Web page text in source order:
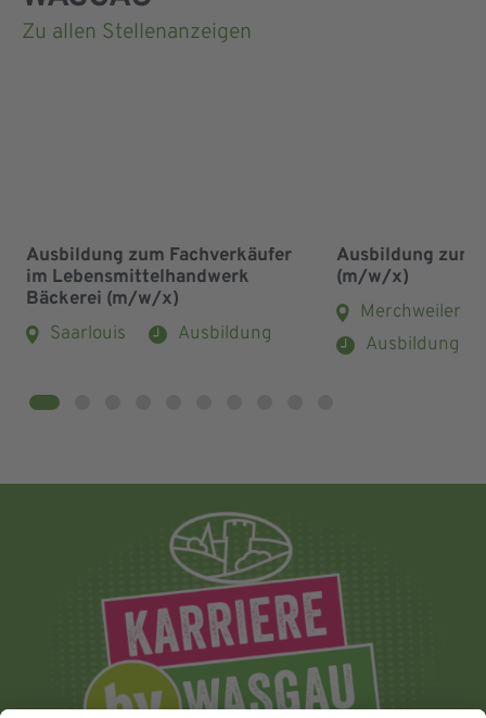
Zu allen Stellenanzeigen
Ausbildung zum Fachverkäufer
im Lebensmittelhandwerk
Bäckerei (m/w/x)
Saarlouis
Ausbildung
Ausbildung zum
(m/w/x)
Merchweiler
Ausbildung